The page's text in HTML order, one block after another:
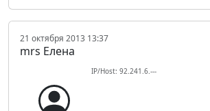
21 октября 2013 13:37
mrs Елена
IP/Host: 92.241.6.---